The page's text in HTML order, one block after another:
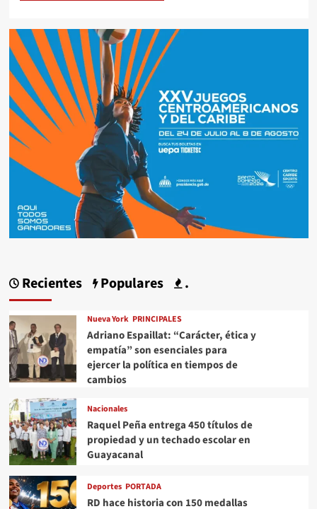
Recientes Populares .
Nueva York PRINCIPALES
Adriano Espaillat: “Carácter, ética y
empatía” son esenciales para
ejercer la política en tiempos de
cambios
Nacionales
Raquel Peña entrega 450 títulos de
propiedad y un techado escolar en
Guayacanal
Deportes PORTADA
RD hace historia con 150 medallas